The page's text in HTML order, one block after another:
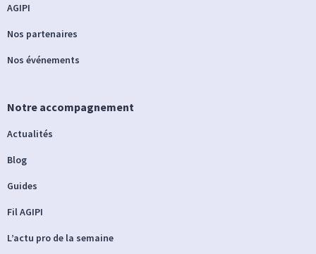
AGIPI
Nos partenaires
Nos événements
Notre accompagnement
Actualités
Blog
Guides
Fil AGIPI
L’actu pro de la semaine